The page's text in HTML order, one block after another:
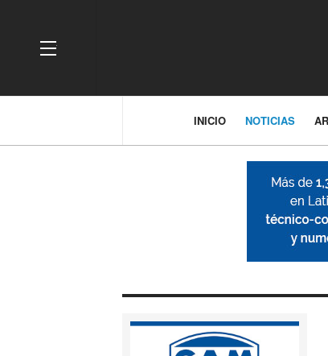
OFF CANVAS
INICIO NOTICIAS